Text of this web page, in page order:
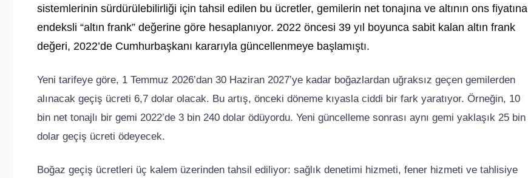
sistemlerinin sürdürülebilirliği için tahsil edilen bu ücretler, gemilerin net tonajına ve altının ons fiyatına
endeksli “altın frank” değerine göre hesaplanıyor. 2022 öncesi 39 yıl boyunca sabit kalan altın frank
değeri, 2022’de Cumhurbaşkanı kararıyla güncellenmeye başlamıştı.
Yeni tarifeye göre, 1 Temmuz 2026’dan 30 Haziran 2027’ye kadar boğazlardan uğraksız geçen gemilerden
alınacak geçiş ücreti 6,7 dolar olacak. Bu artış, önceki döneme kıyasla ciddi bir fark yaratıyor. Örneğin, 10
bin net tonajlı bir gemi 2022’de 3 bin 240 dolar ödüyordu. Yeni güncelleme sonrası aynı gemi yaklaşık 25 bin
dolar geçiş ücreti ödeyecek.
Boğaz geçiş ücretleri üç kalem üzerinden tahsil ediliyor: sağlık denetimi hizmeti, fener hizmeti ve tahlisiye